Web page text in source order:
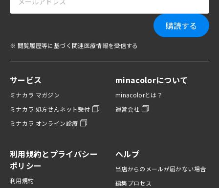
購読する
※ 閲覧履歴等に基づく関連医療情報を受信する
サービス
ミナカラ マガジン
ミナカラ 処方せんネット受付
ミナカラ オンライン診療
minacolorについて
minacolorとは？
運営会社
利用規約とプライバシー
ポリシー
利用規約
ヘルプ
当店からのメールが届かない場合
編集プロセス